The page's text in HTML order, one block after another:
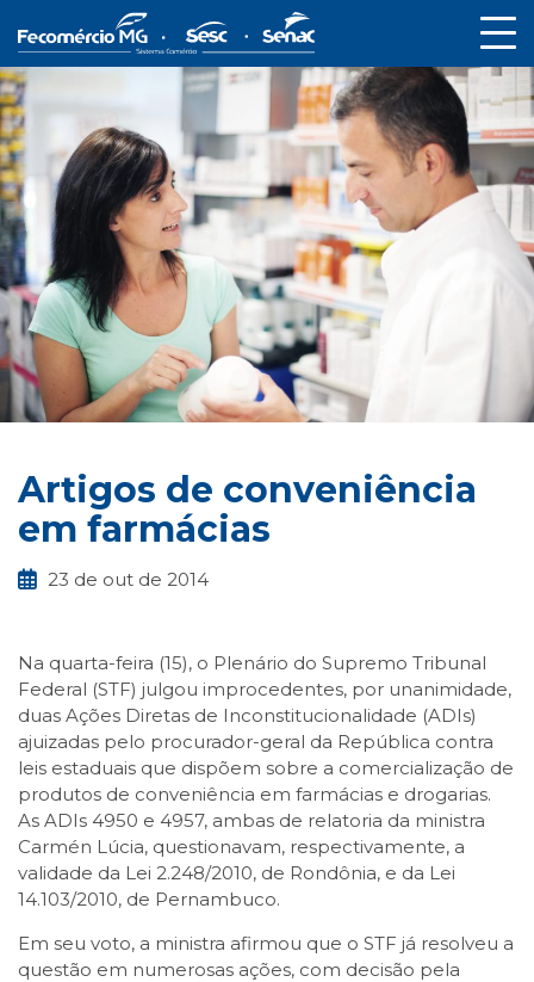
Artigos de conveniência
em farmácias
23 de out de 2014
Na quarta-feira (15), o Plenário do Supremo Tribunal
Federal (STF) julgou improcedentes, por unanimidade,
duas Ações Diretas de Inconstitucionalidade (ADIs)
ajuizadas pelo procurador-geral da República contra
leis estaduais que dispõem sobre a comercialização de
produtos de conveniência em farmácias e drogarias.
As ADIs 4950 e 4957, ambas de relatoria da ministra
Carmén Lúcia, questionavam, respectivamente, a
validade da Lei 2.248/2010, de Rondônia, e da Lei
14.103/2010, de Pernambuco.
Em seu voto, a ministra afirmou que o STF já resolveu a
questão em numerosas ações, com decisão pela